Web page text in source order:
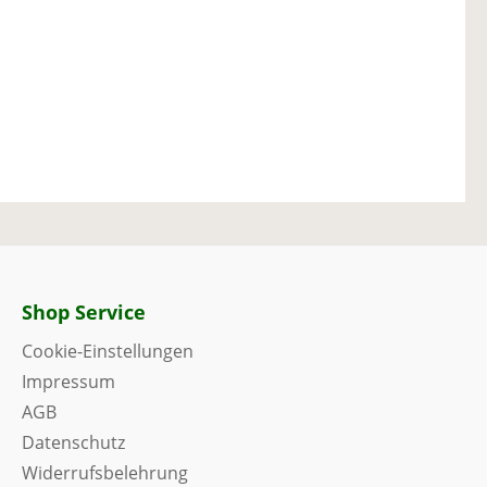
Shop Service
Cookie-Einstellungen
Impressum
AGB
Datenschutz
Widerrufsbelehrung